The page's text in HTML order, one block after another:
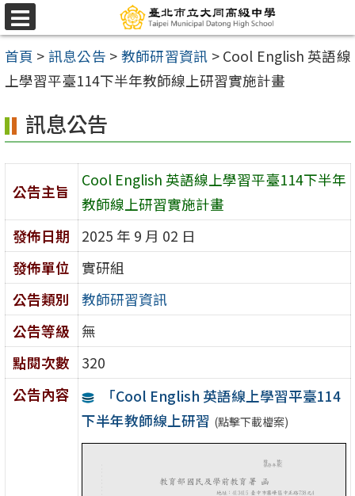
跳
至
主
要
容
區
選
單
首頁 > 訊息公告 > 教師研習資訊 > Cool English 英語線
上學習平臺114下半年教師線上研習實施計畫
訊息公告
公告主旨
Cool English 英語線上學習平臺114下半年
教師線上研習實施計畫
發佈日期
2025 年 9 月 02 日
發佈單位
實研組
公告類別
教師研習資訊
公告等級
無
點閱次數
320
公告內容
「Cool English 英語線上學習平臺114
下半年教師線上研習 (點擊下載檔案)